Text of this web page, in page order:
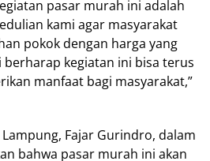
pasar murah ini adalah
kami agar masyarakat
pokok dengan harga yang
berharap kegiatan ini bisa terus
manfaat bagi masyarakat,”
Fajar Gurindro, dalam
bahwa pasar murah ini akan